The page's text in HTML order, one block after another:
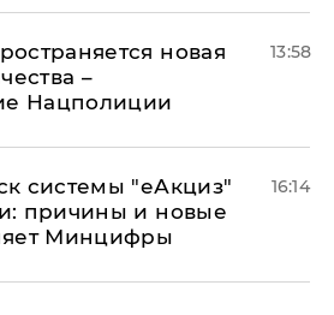
новая
–
Нацполиции
13:58
системы "еАкциз"
причины и новые
Минцифры
16:14